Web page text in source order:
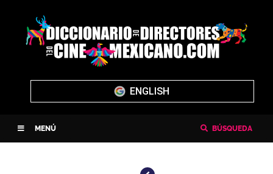
ENGLISH
MENÚ BÚSQUEDA